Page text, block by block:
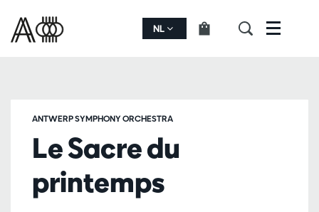
NL Menu
Le Sacre du
printemps
ANTWERP SYMPHONY ORCHESTRA